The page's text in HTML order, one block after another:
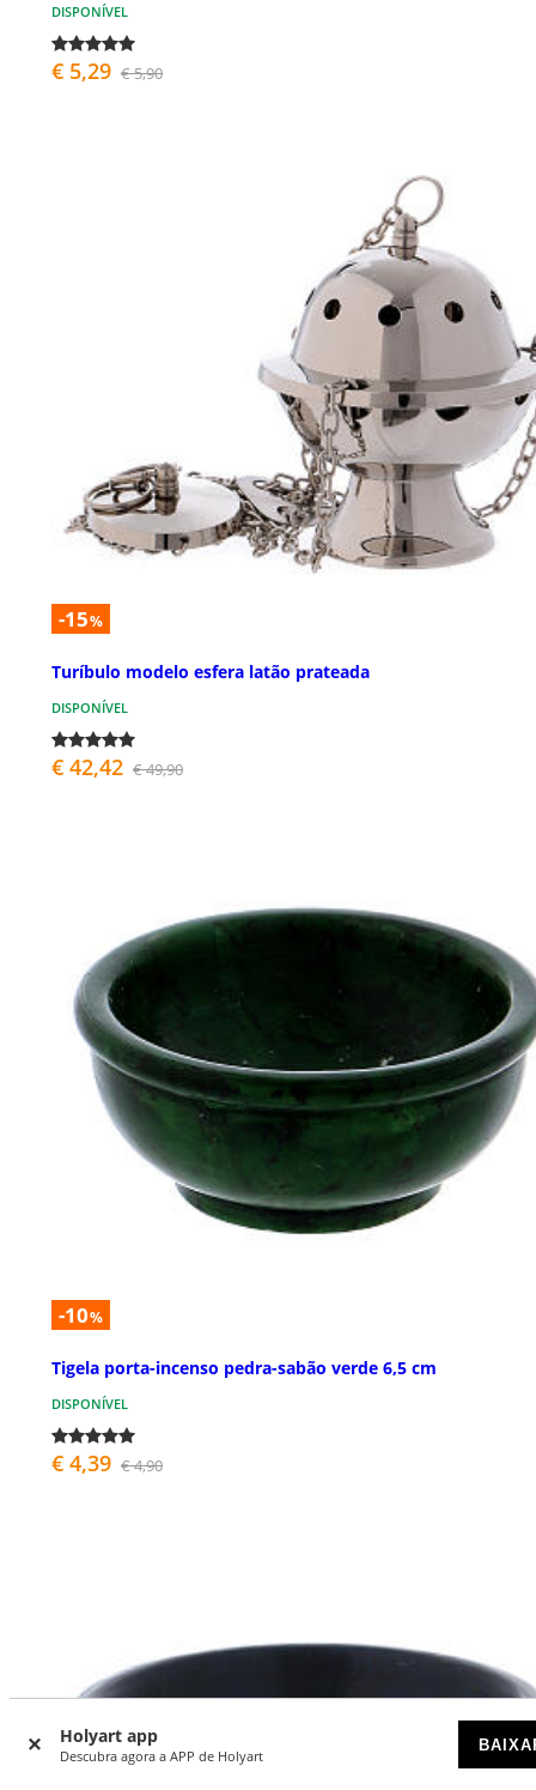
Holyart app
Descubra agora a APP de Holyart
DISPONÍVEL
€ 5,29 € 5,90
-15%
Turíbulo modelo esfera latão prateada
DISPONÍVEL
€ 42,42 € 49,90
-10%
Tigela porta-incenso pedra-sabão verde 6,5 cm
DISPONÍVEL
€ 4,39 € 4,90